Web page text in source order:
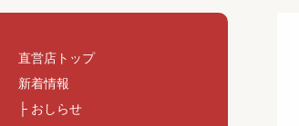
直営店トップ
新着情報
├ おしらせ